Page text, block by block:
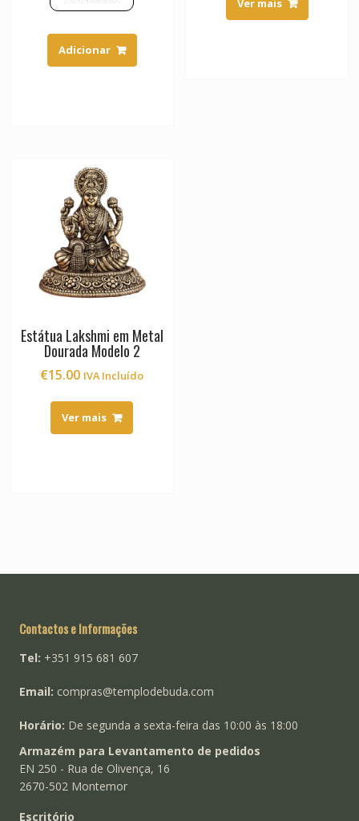
Adicionar
Ver mais
Estátua Lakshmi em Metal
Dourada Modelo 2
€15.00 IVA Incluído
Ver mais
Contactos e Informações
Tel: +351 915 681 607
Email: compras@templodebuda.com
Horário: De segunda a sexta-feira das 10:00 às 18:00
Armazém para Levantamento de pedidos
EN 250 - Rua de Olivença, 16
2670-502 Montemor
Escritório